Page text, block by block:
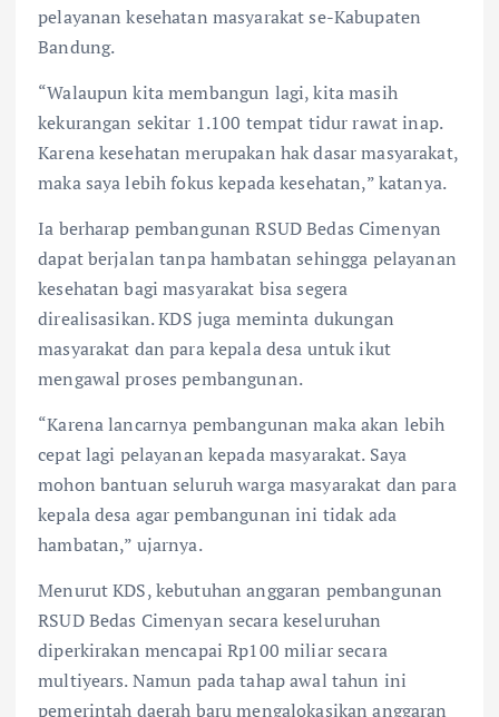
pelayanan kesehatan masyarakat se-Kabupaten
Bandung.
“Walaupun kita membangun lagi, kita masih
kekurangan sekitar 1.100 tempat tidur rawat inap.
Karena kesehatan merupakan hak dasar masyarakat,
maka saya lebih fokus kepada kesehatan,” katanya.
Ia berharap pembangunan RSUD Bedas Cimenyan
dapat berjalan tanpa hambatan sehingga pelayanan
kesehatan bagi masyarakat bisa segera
direalisasikan. KDS juga meminta dukungan
masyarakat dan para kepala desa untuk ikut
mengawal proses pembangunan.
“Karena lancarnya pembangunan maka akan lebih
cepat lagi pelayanan kepada masyarakat. Saya
mohon bantuan seluruh warga masyarakat dan para
kepala desa agar pembangunan ini tidak ada
hambatan,” ujarnya.
Menurut KDS, kebutuhan anggaran pembangunan
RSUD Bedas Cimenyan secara keseluruhan
diperkirakan mencapai Rp100 miliar secara
multiyears. Namun pada tahap awal tahun ini
pemerintah daerah baru mengalokasikan anggaran